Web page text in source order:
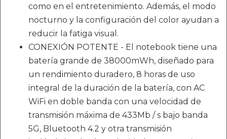
como en el entretenimiento. Además, el modo
nocturno y la configuración del color ayudan a
reducir la fatiga visual.
CONEXIÓN POTENTE - El notebook tiene una
batería grande de 38000mWh, diseñado para
un rendimiento duradero, 8 horas de uso
integral de la duración de la batería, con AC
WiFi en doble banda con una velocidad de
transmisión máxima de 433Mb / s bajo banda
5G, Bluetooth 4.2 y otra transmisión